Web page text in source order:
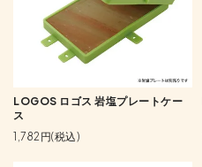
LOGOS ロゴス 岩塩プレートケー
ス
1,782円(税込)